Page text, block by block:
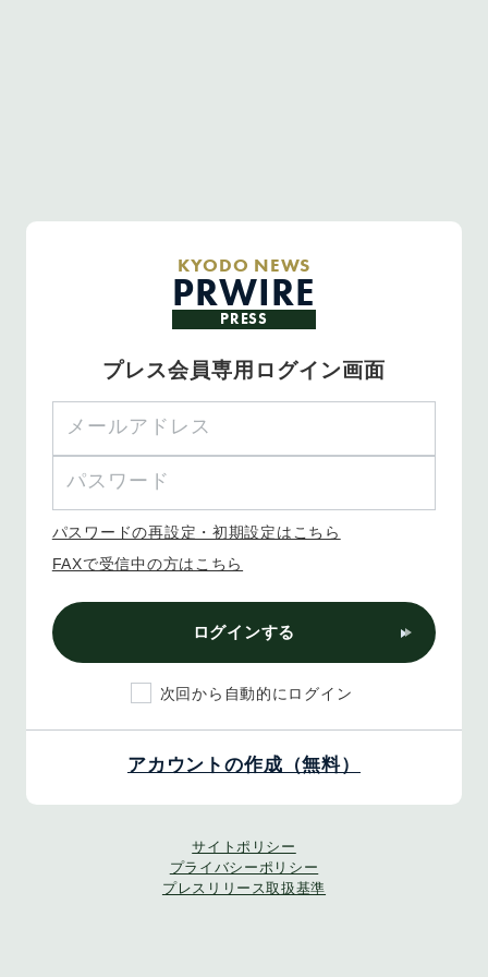
KYODO NEWS
PRWIRE
PRESS
プレス会員専用ログイン画面
パスワードの再設定・初期設定はこちら
FAXで受信中の方はこちら
ログインする
次回から自動的にログイン
アカウントの作成（無料）
サイトポリシー
プライバシーポリシー
プレスリリース取扱基準